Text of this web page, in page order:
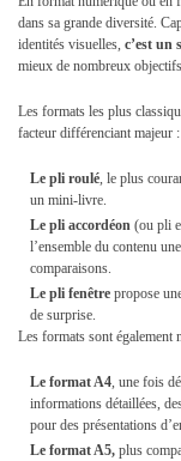
dans sa grande diversité.
identités visuelles, c’est un
mieux de nombreux
Les formats les plus
facteur différenciant majeur :
Le pli roulé, le plus
un mini-livre.
Le pli accordéon (ou pli
l’ensemble du contenu
comparaisons.
Le pli fenêtre propose
de surprise.
Les formats sont également
Le format A4, une fois
informations détaillées,
pour des présentations
Le format A5, plus